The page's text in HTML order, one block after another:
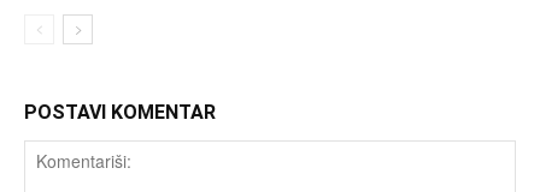
POSTAVI KOMENTAR